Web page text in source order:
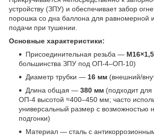
устройству (ЗПУ) и обеспечивает забор
порошка со дна баллона для равномерной
подачи при тушении.
Основные характеристики:
Присоединительная резьба — M16×1,5
большинства ЗПУ под ОП-4–ОП-10)
Диаметр трубки — 16 мм (внешний/
Длина общая — 380 мм (подходит
ОП-4 высотой ≈400–450 мм; часто
универсальный размер с возможностью
подгонки)
Материал — сталь с